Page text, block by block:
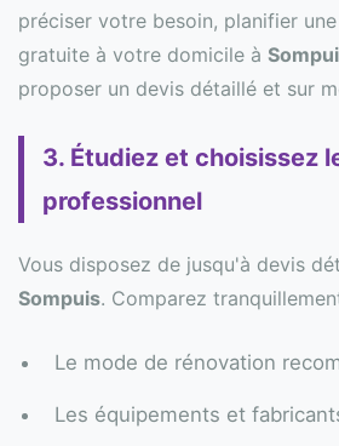
préciser votre besoin, planifier
gratuite à votre domicile à
proposer un devis détaillé et sur
3. Étudiez et choisissez
professionnel
Vous disposez de jusqu'à devis
Sompuis. Comparez
Le mode de rénovation
Les équipements et